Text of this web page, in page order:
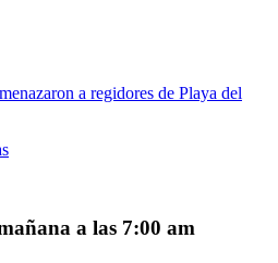
a regidores de Playa del
a las 7:00 am